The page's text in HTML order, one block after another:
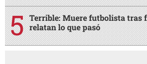
Terrible: Muere futbolista tras
relatan lo que pasó